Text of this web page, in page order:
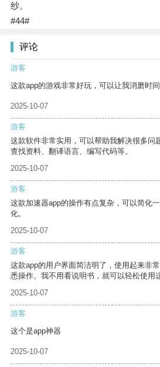
纱。
#44#
评论
游客
这款app的游戏非常好玩，可以让我消磨时间
2025-10-07
游客
这款软件非常实用，可以帮助我解决很多问
查找资料、翻译语言、编写代码等。
2025-10-07
游客
这款加速器app的操作有点复杂，可以简化
化。
2025-10-07
游客
这款app的用户界面简洁明了，使用起来非
悉操作。我不用看说明书，就可以轻松使用
2025-10-07
游客
这个是app神器
2025-10-07